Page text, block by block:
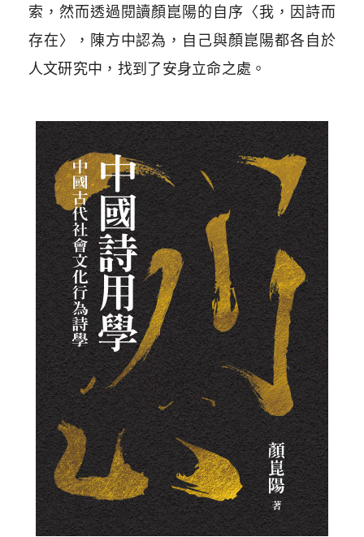
索，然而透過閱讀顏崑陽的自序〈我，因詩而
存在〉，陳方中認為，自己與顏崑陽都各自於
人文研究中，找到了安身立命之處。